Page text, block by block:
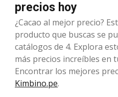
precios hoy
¿Cacao al mejor precio?
producto que buscas se
catálogos de 4. Explora
más precios increíbles en
Encontrar los mejores
Kimbino.pe.